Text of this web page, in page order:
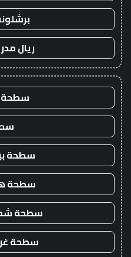
ريال
سطحة
سطحة
سطحة
سطحة
سطحة